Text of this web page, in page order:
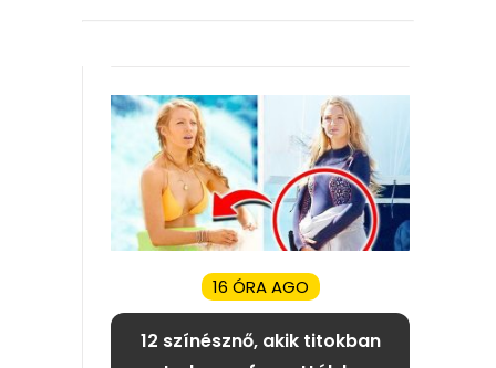
16 ÓRA AGO
12 színésznő, akik titokban